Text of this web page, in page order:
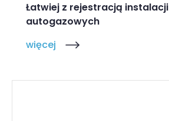
Łatwiej z rejestracją instalacji
autogazowych
więcej